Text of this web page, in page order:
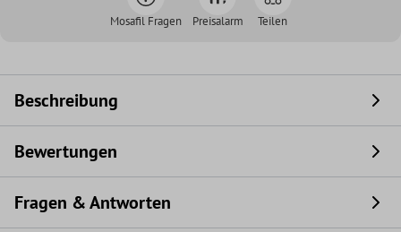
Mosafil Fragen Preisalarm Teilen
Beschreibung
Bewertungen
Fragen & Antworten